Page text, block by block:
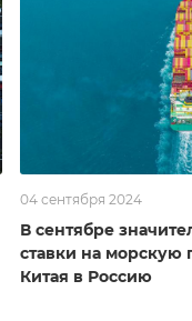
04 сентября 2024
В сентябре
ставки на морскую
Китая в Россию